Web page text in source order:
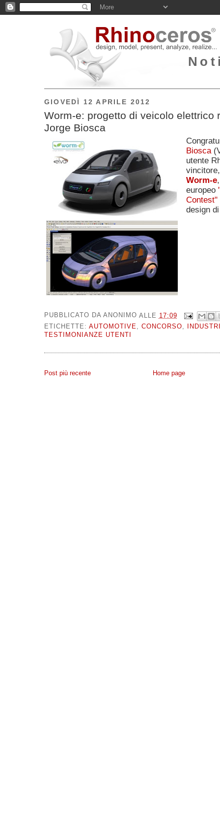
GIOVEDÌ 12 APRILE 2012
Worm-e: progetto di veicolo elettrico
Jorge Biosca
Biosca
utente
Worm-e
europeo
Contest"
design
PUBBLICATO DA ANONIMO ALLE 17:09
ETICHETTE: AUTOMOTIVE, CONCORSO,
TESTIMONIANZE UTENTI
Post più recente Home page